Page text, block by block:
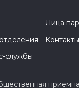
Лица
службы